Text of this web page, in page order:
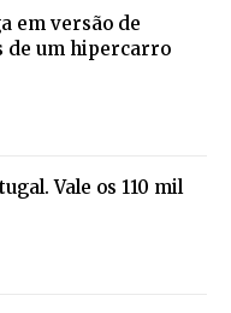
em versão de
de um hipercarro
Vale os 110 mil